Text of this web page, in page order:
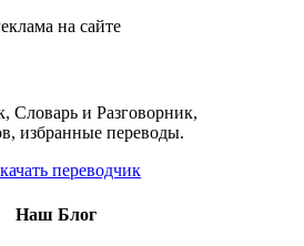
на сайте
Словарь и Разговорник,
избранные переводы.
Наш Блог